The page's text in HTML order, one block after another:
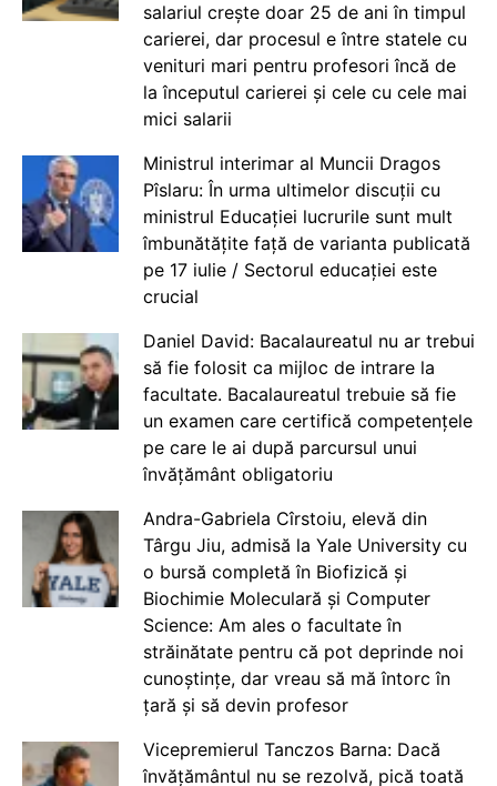
salariul crește doar 25 de ani în timpul
carierei, dar procesul e între statele cu
venituri mari pentru profesori încă de
la începutul carierei și cele cu cele mai
mici salarii
Ministrul interimar al Muncii Dragos
Pîslaru: În urma ultimelor discuții cu
ministrul Educației lucrurile sunt mult
îmbunătățite față de varianta publicată
pe 17 iulie / Sectorul educației este
crucial
Daniel David: Bacalaureatul nu ar trebui
să fie folosit ca mijloc de intrare la
facultate. Bacalaureatul trebuie să fie
un examen care certifică competențele
pe care le ai după parcursul unui
învățământ obligatoriu
Andra-Gabriela Cîrstoiu, elevă din
Târgu Jiu, admisă la Yale University cu
o bursă completă în Biofizică și
Biochimie Moleculară și Computer
Science: Am ales o facultate în
străinătate pentru că pot deprinde noi
cunoștințe, dar vreau să mă întorc în
țară și să devin profesor
Vicepremierul Tanczos Barna: Dacă
învățământul nu se rezolvă, pică toată